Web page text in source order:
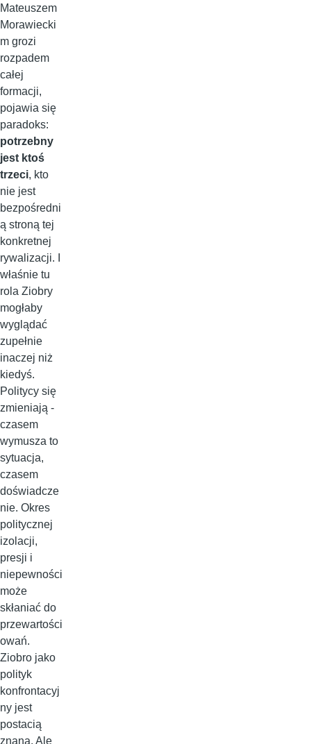
Mateuszem
Morawiecki
m grozi
rozpadem
całej
formacji,
pojawia się
paradoks:
potrzebny
jest ktoś
trzeci, kto
nie jest
bezpośredni
ą stroną tej
konkretnej
rywalizacji. I
właśnie tu
rola Ziobry
mogłaby
wyglądać
zupełnie
inaczej niż
kiedyś.
Politycy się
zmieniają -
czasem
wymusza to
sytuacja,
czasem
doświadcze
nie. Okres
politycznej
izolacji,
presji i
niepewności
może
skłaniać do
przewartości
owań.
Ziobro jako
polityk
konfrontacyj
ny jest
postacią
znaną. Ale